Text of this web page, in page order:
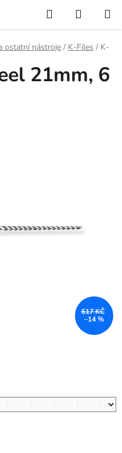
Hledat
KOŠÍK
ostatní nástroje / K-Files / K-
21mm, 6
617 KČ
–14 %